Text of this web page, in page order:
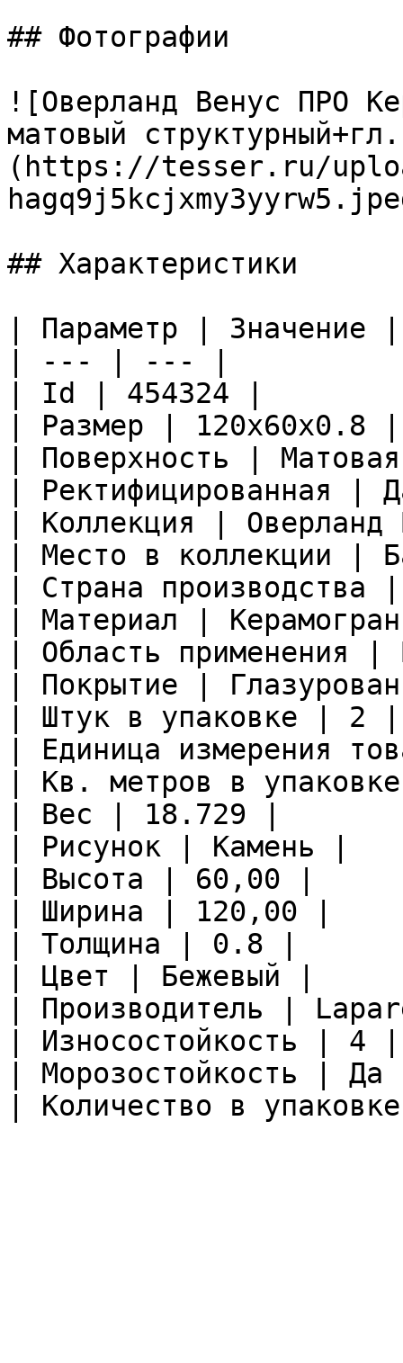
## Фотографии
![Оверланд Венус ПРО
матовый
(https://tesser.ru/
## Характеристики
| Параметр | Значение |
| --- | --- |
| Id | 454324 |
| Размер | 120x60x0.8 |
| Поверхность |
| Ректифицированная |
| Коллекция |
| Место в коллекции |
| Страна
| Материал |
| Область применения
| Покрытие |
| Штук в упаковке | 2 |
| Единица измерения
| Кв. метров в
| Вес | 18.729 |
| Рисунок | Камень |
| Высота | 60,00 |
| Ширина | 120,00 |
| Толщина | 0.8 |
| Цвет | Бежевый |
| Производитель |
| Износостойкость | 4 |
| Морозостойкость |
| Количество в